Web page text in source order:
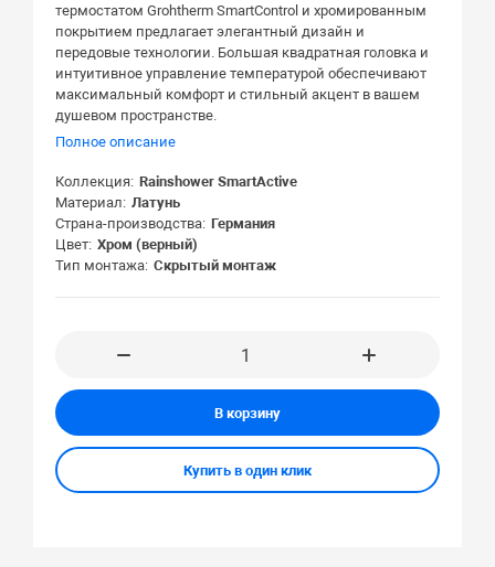
термостатом Grohtherm SmartControl и хромированным
покрытием предлагает элегантный дизайн и
передовые технологии. Большая квадратная головка и
интуитивное управление температурой обеспечивают
максимальный комфорт и стильный акцент в вашем
душевом пространстве.
Полное описание
Коллекция Rainshower SmartActive
Материал
Латунь
Страна-производства Германия
Цвет Хром (верный)
Тип монтажа Скрытый монтаж
В корзину
Купить в один клик